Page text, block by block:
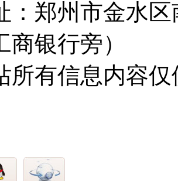
：郑州市金水
银行旁）
所有信息内容